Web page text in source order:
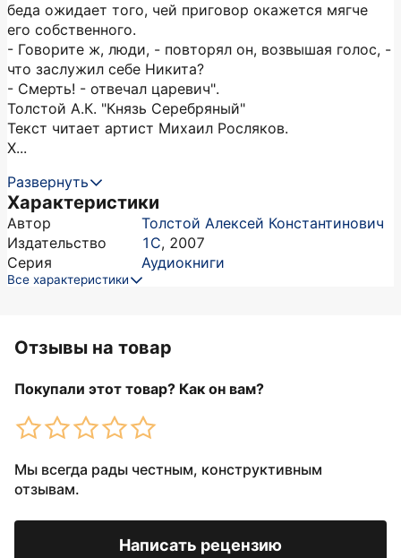
беда ожидает того, чей приговор окажется мягче
его собственного.
- Говорите ж, люди, - повторял он, возвышая голос, -
что заслужил себе Никита?
- Смерть! - отвечал царевич".
Толстой А.К. "Князь Серебряный"
Текст читает артист Михаил Росляков.
Х...
Развернуть
Характеристики
Автор
Толстой Алексей Константинович
Издательство
1С, 2007
Серия
Аудиокниги
Все характеристики
Отзывы на товар
Покупали этот товар? Как он вам?
Мы всегда рады честным, конструктивным
отзывам.
Написать рецензию